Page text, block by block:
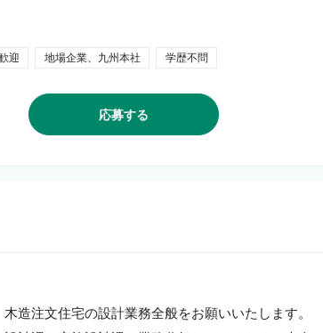
迎 地場企業、九州本社 学歴不問
応募する
造注文住宅の設計業務全般をお願いいたします。